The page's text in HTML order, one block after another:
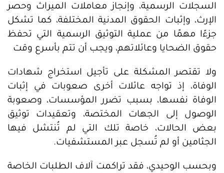
السجلات الرسمية، وإنجاز معاملات الميراث وحصر
الإرث، وإثبات الحقوق المدنية المختلفة، كما تشكل
جزءًا مهمًا من عملية التوثيق الرسمية التي تحفظ
حقوق الضحايا وعائلاتهم، ويجب أن تتم بأسرع وقت
ولا تقتصر المشكلة على تأجيل استخراج شهادات
الوفاة، إذ تواجه عائلات أخرى صعوبات في إثبات
الوفاة نفسها، بسبب تضرر المؤسسات، وصعوبة
الوصول إلى الجهات المختصة، وتعقيدات توثيق
بعض الحالات، خاصة تلك التي لم تُنتشل فيها
الجثامين أو لم تُسجل عبر المستشفيات.
وبحسب الوحيدي، فقد تراكمت آلاف الطلبات الخاصة